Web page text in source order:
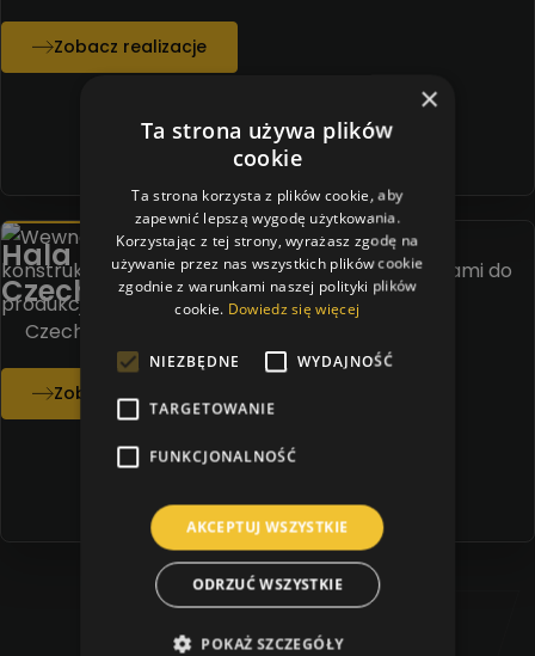
Zobacz realizacje
Hala na petrochemii lotosu w
Czechowicach-Dziedzicach
Czechowice Dziedzice
Zobacz realizacje
×
Ta strona używa plików
cookie
Ta strona korzysta z plików cookie, aby
zapewnić lepszą wygodę użytkowania.
Korzystając z tej strony, wyrażasz zgodę na
używanie przez nas wszystkich plików cookie
zgodnie z warunkami naszej polityki plików
cookie. Dowiedz się więcej
NIEZBĘDNE WYDAJNOŚĆ
TARGETOWANIE
FUNKCJONALNOŚĆ
AKCEPTUJ WSZYSTKIE
ODRZUĆ WSZYSTKIE
POKAŻ SZCZEGÓŁY